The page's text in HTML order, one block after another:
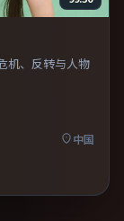
机、反转与人物
中国